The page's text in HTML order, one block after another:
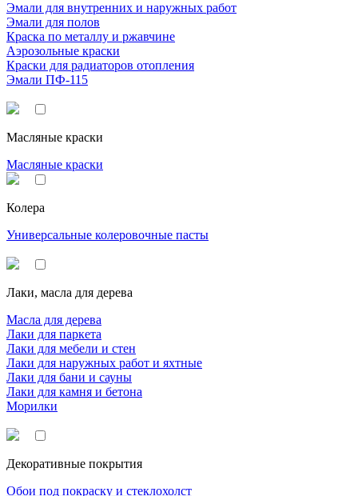
Эмали для внутренних и наружных работ
Эмали для полов
Краска по металлу и ржавчине
Аэрозольные краски
Краски для радиаторов отопления
Эмали ПФ-115
Масляные краски
Масляные краски
Колера
Универсальные колеровочные пасты
Лаки, масла для дерева
Масла для дерева
Лаки для паркета
Лаки для мебели и стен
Лаки для наружных работ и яхтные
Лаки для бани и сауны
Лаки для камня и бетона
Морилки
Декоративные покрытия
Обои под покраску и стеклохолст